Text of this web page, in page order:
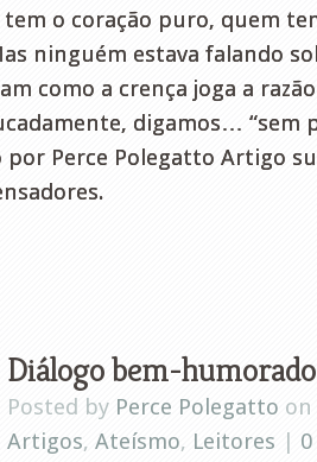
o coração puro, quem
ninguém estava falando
como a crença joga a
digamos… “sem
por Perce Polegatto Artigo
Diálogo bem-humorado
Posted by Perce Polegatto on
Artigos, Ateísmo, Leitores |